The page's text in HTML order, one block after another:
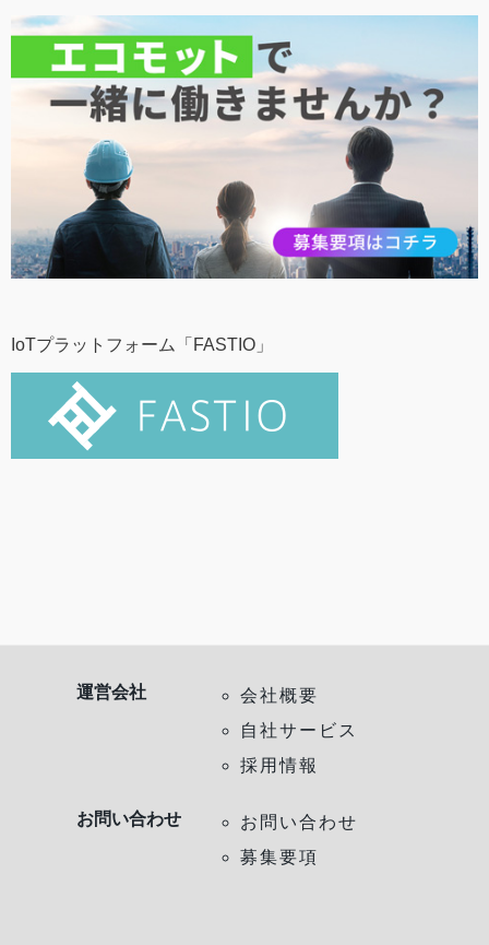
IoTプラットフォーム「FASTIO」
運営会社
会社概要
自社サービス
採用情報
お問い合わせ
お問い合わせ
募集要項